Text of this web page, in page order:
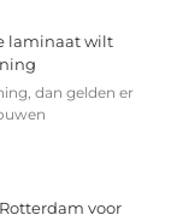
laminaat wilt
dan gelden er
voor